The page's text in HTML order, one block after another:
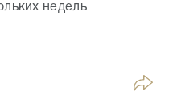
недель